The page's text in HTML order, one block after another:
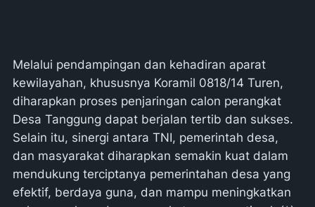
Melalui pendampingan dan kehadiran aparat
kewilayahan, khususnya Koramil 0818/14 Turen,
diharapkan proses penjaringan calon perangkat
Desa Tanggung dapat berjalan tertib dan sukses.
Selain itu, sinergi antara TNI, pemerintah desa,
dan masyarakat diharapkan semakin kuat dalam
mendukung terciptanya pemerintahan desa yang
efektif, berdaya guna, dan mampu meningkatkan